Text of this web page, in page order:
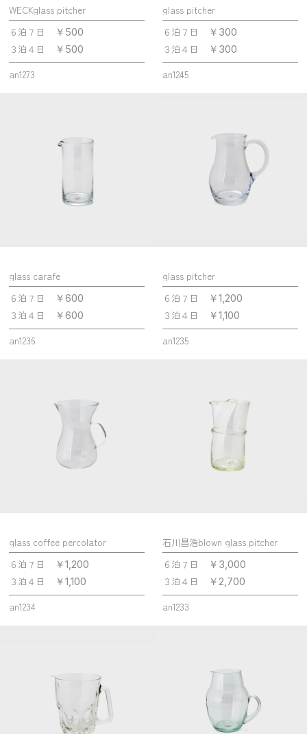
WECKglass pitcher
６泊７日
￥500
３泊４日 ￥500
an1273
glass pitcher
６泊７日
￥300
３泊４日 ￥300
an1245
glass carafe
６泊７日
￥600
３泊４日 ￥600
an1236
glass pitcher
６泊７日
￥1,200
３泊４日 ￥1,100
an1235
glass coffee percolator
６泊７日
￥1,200
３泊４日 ￥1,100
an1234
石川昌浩blown glass pitcher
６泊７日
￥3,000
３泊４日 ￥2,700
an1233